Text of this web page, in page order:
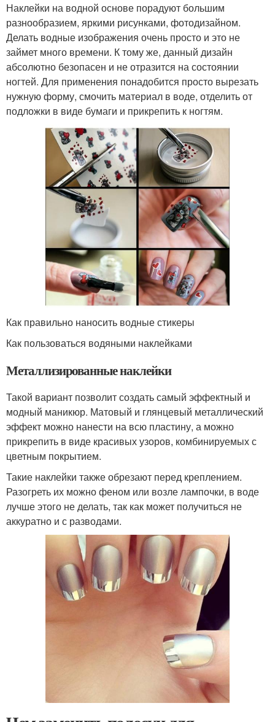
Наклейки на водной основе порадуют большим
разнообразием, яркими рисунками, фотодизайном.
Делать водные изображения очень просто и это не
займет много времени. К тому же, данный дизайн
абсолютно безопасен и не отразится на состоянии
ногтей. Для применения понадобится просто вырезать
нужную форму, смочить материал в воде, отделить от
подложки в виде бумаги и прикрепить к ногтям.
Как правильно наносить водные стикеры
Как пользоваться водяными наклейками
Металлизированные наклейки
Такой вариант позволит создать самый эффектный и
модный маникюр. Матовый и глянцевый металлический
эффект можно нанести на всю пластину, а можно
прикрепить в виде красивых узоров, комбинируемых с
цветным покрытием.
Такие наклейки также обрезают перед креплением.
Разогреть их можно феном или возле лампочки, в воде
лучше этого не делать, так как может получиться не
аккуратно и с разводами.